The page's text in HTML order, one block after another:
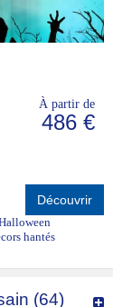
À partir de
486 €
Découvrir
hantés
(64)